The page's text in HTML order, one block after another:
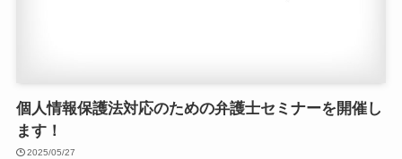
個人情報保護法対応のための弁護士セミナーを開催し
ます！
2025/05/27